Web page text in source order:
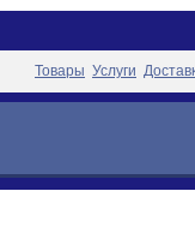
Товары Услуги